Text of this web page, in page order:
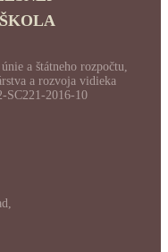
a štátneho rozpočtu,
a rozvoja vidieka
SC221-2016-10